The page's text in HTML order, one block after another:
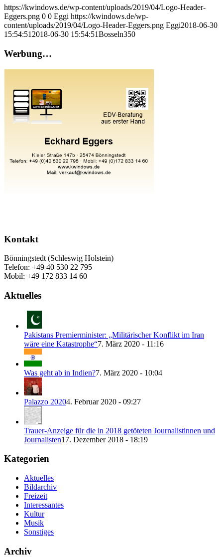
https://kwindows.de/wp-content/uploads/2019/04/Logo-Header-
Eggers.png 0 0 Eggi https://kwindows.de/wp-
content/uploads/2019/04/Logo-Header-Eggers.png Eggi2018-06-30
15:54:51 2018-06-30 15:54:51Bosseln350
Werbung…
Kontakt
Bönningstedt (Schleswig Holstein)
Telefon: +49 40 530 22 795
Mobil: +49 172 833 14 60
Aktuelles
Pakistans Premierminister: „Militärischer Konflikt im Iran
wäre eine Katastrophe“7. März 2020 - 11:16
Was geht ab in Indien?7. März 2020 - 10:04
Palazzo 20204. Februar 2020 - 09:27
Trauer-Anzeige für die in 2018 getöteten Journalistinnen und
Journalisten17. Dezember 2018 - 18:19
Kategorien
Aktuelles
Bildarchiv
Freizeit
Interessantes
Kultur
Musik
Sonstiges
Archiv